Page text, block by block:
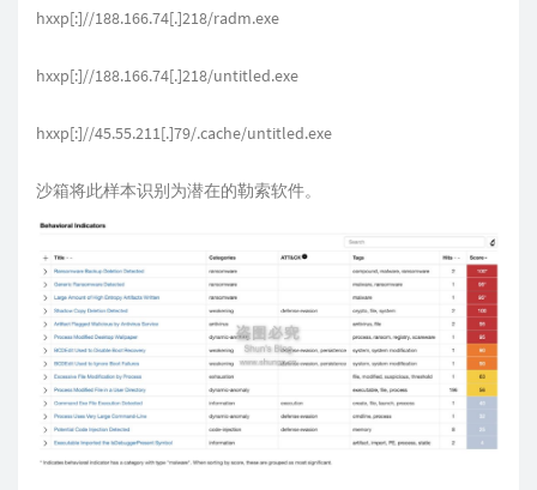
hxxp[:]//188.166.74[.]218/radm.exe
hxxp[:]//188.166.74[.]218/untitled.exe
hxxp[:]//45.55.211[.]79/.cache/untitled.exe
沙箱将此样本识别为潜在的勒索软件。